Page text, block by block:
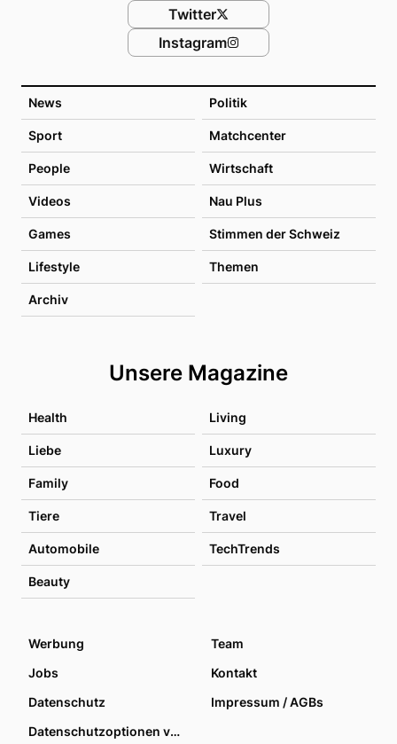
News Politik
Sport Matchcenter
People Wirtschaft
Videos Nau Plus
Games Stimmen der Schweiz
Lifestyle Themen
Archiv
Unsere Magazine
Health Living
Liebe Luxury
Family Food
Tiere Travel
Automobile TechTrends
Beauty
Twitter
Instagram
Werbung
Team
Jobs
Kontakt
Datenschutz
Impressum / AGBs
Datenschutzoptionen verwalten